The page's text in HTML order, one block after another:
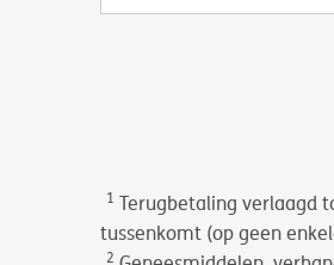
1 Terugbetaling verlaagd
tussenkomt (op geen
2